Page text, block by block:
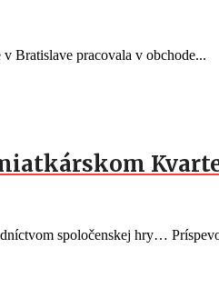
Bratislave pracovala v obchode...
spoločenskej hry…